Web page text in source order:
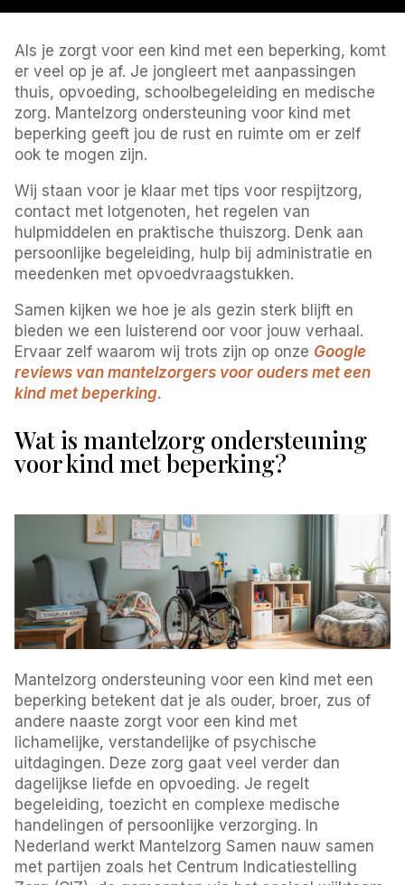
Als je zorgt voor een kind met een beperking, komt
er veel op je af. Je jongleert met aanpassingen
thuis, opvoeding, schoolbegeleiding en medische
zorg. Mantelzorg ondersteuning voor kind met
beperking geeft jou de rust en ruimte om er zelf
ook te mogen zijn.
Wij staan voor je klaar met tips voor respijtzorg,
contact met lotgenoten, het regelen van
hulpmiddelen en praktische thuiszorg. Denk aan
persoonlijke begeleiding, hulp bij administratie en
meedenken met opvoedvraagstukken.
Samen kijken we hoe je als gezin sterk blijft en
bieden we een luisterend oor voor jouw verhaal.
Ervaar zelf waarom wij trots zijn op onze Google
reviews van mantelzorgers voor ouders met een
kind met beperking.
Wat is mantelzorg ondersteuning
voor kind met beperking?
Mantelzorg ondersteuning voor een kind met een
beperking betekent dat je als ouder, broer, zus of
andere naaste zorgt voor een kind met
lichamelijke, verstandelijke of psychische
uitdagingen. Deze zorg gaat veel verder dan
dagelijkse liefde en opvoeding. Je regelt
begeleiding, toezicht en complexe medische
handelingen of persoonlijke verzorging. In
Nederland werkt Mantelzorg Samen nauw samen
met partijen zoals het Centrum Indicatiestelling